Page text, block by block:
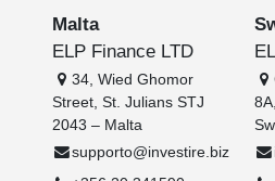
Malta
ELP Finance LTD
34, Wied Ghomor
Street, St. Julians STJ
2043 – Malta
supporto@investire.biz